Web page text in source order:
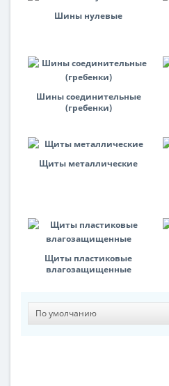
Шины нулевые
Шины соединительные
(гребенки)
Щиты металлические
Щиты пластиковые
влагозащищенные